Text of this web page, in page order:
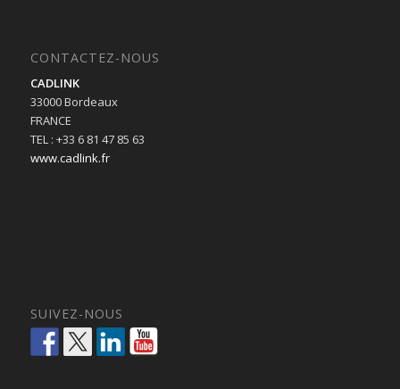
CONTACTEZ-NOUS
CADLINK
33000 Bordeaux
FRANCE
TEL : +33 6 81 47 85 63
www.cadlink.fr
SUIVEZ-NOUS